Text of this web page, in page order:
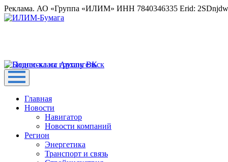
Реклама. АО «Группа «ИЛИМ» ИНН 7840346335 Erid:
Главная
Новости
Навигатор
Новости компаний
Регион
Энергетика
Транспорт и связь